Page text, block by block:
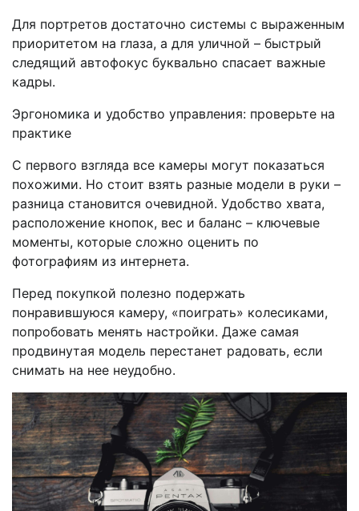
Для портретов достаточно системы с выраженным
приоритетом на глаза, а для уличной – быстрый
следящий автофокус буквально спасает важные
кадры.
Эргономика и удобство управления: проверьте на
практике
С первого взгляда все камеры могут показаться
похожими. Но стоит взять разные модели в руки –
разница становится очевидной. Удобство хвата,
расположение кнопок, вес и баланс – ключевые
моменты, которые сложно оценить по
фотографиям из интернета.
Перед покупкой полезно подержать
понравившуюся камеру, «поиграть» колесиками,
попробовать менять настройки. Даже самая
продвинутая модель перестанет радовать, если
снимать на нее неудобно.